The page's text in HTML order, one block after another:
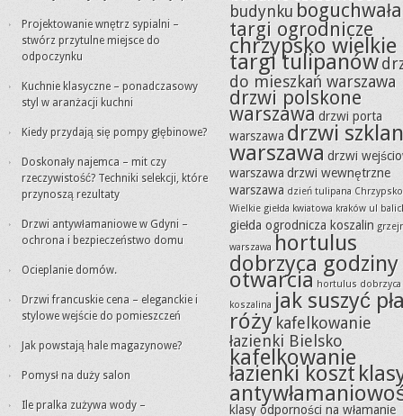
Projektowanie wnętrz sypialni –
stwórz przytulne miejsce do
odpoczynku
Kuchnie klasyczne – ponadczasowy
styl w aranżacji kuchni
Kiedy przydają się pompy głębinowe?
Doskonały najemca – mit czy
rzeczywistość? Techniki selekcji, które
przynoszą rezultaty
Drzwi antywłamaniowe w Gdyni –
ochrona i bezpieczeństwo domu
Ocieplanie domów.
Drzwi francuskie cena – eleganckie i
stylowe wejście do pomieszczeń
Jak powstają hale magazynowe?
Pomysł na duży salon
Ile pralka zużywa wody –
budynku boguchwała
targi ogrodnicze
chrzypsko wielkie
targi tulipanów
do mieszkań warszawa
drzwi polskone
warszawa drzwi porta
warszawa drzwi
warszawa drzwi
warszawa drzwi wewnętrzne
warszawa dzień tulipana Chrzypsko
Wielkie giełda kwiatowa kraków ul
giełda ogrodnicza koszalin
warszawa hortulus
dobrzyca godziny
otwarcia hortulus dobrzyca
koszalina jak suszyć
róży kafelkowanie
łazienki Bielsko
kafelkowanie
łazienki koszt
klasy odporności na włamanie